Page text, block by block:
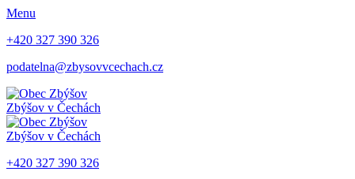
Menu
+420 327 390 326
podatelna@zbysovvcechach.cz
Zbýšov v Čechách
Zbýšov v Čechách
+420 327 390 326